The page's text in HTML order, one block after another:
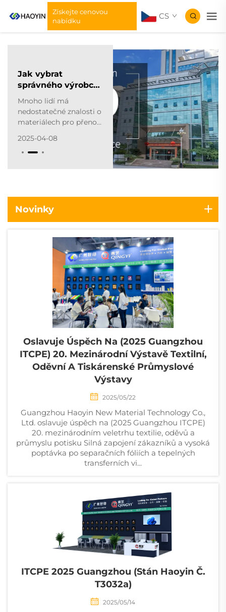
Získejte cenovou
nabídku
CS
Tři klíčové
problémy při
použití vinylu pro
přenos tepla
Tři důležité body o
aplikaci vinylu pro
přenos tepla (HTV)!
Vinyl pro přenos tepla
spočívá v použití
tiskárny na teplo k
aplikaci tlaku a tepla,
látku. Během tohoto
2025-03-20
Novinky
Oslavuje Úspěch Na (2025 Guangzhou
ITCPE) 20. Mezinárodní Výstavě Textilní,
Oděvní A Tiskárenské Průmyslové
Výstavy
2025/05/22
Guangzhou Haoyin New Material Technology Co.,
Ltd. oslavuje úspěch na (2025 Guangzhou ITCPE)
20. mezinárodním veletrhu textilie, oděvů a
průmyslu potisku Silná zapojení zákazníků a vysoká
poptávka po separačních fóliích a tepelných
transferních vi...
ITCPE 2025 Guangzhou (stán Haoyin Č.
T3032a)
2025/05/14